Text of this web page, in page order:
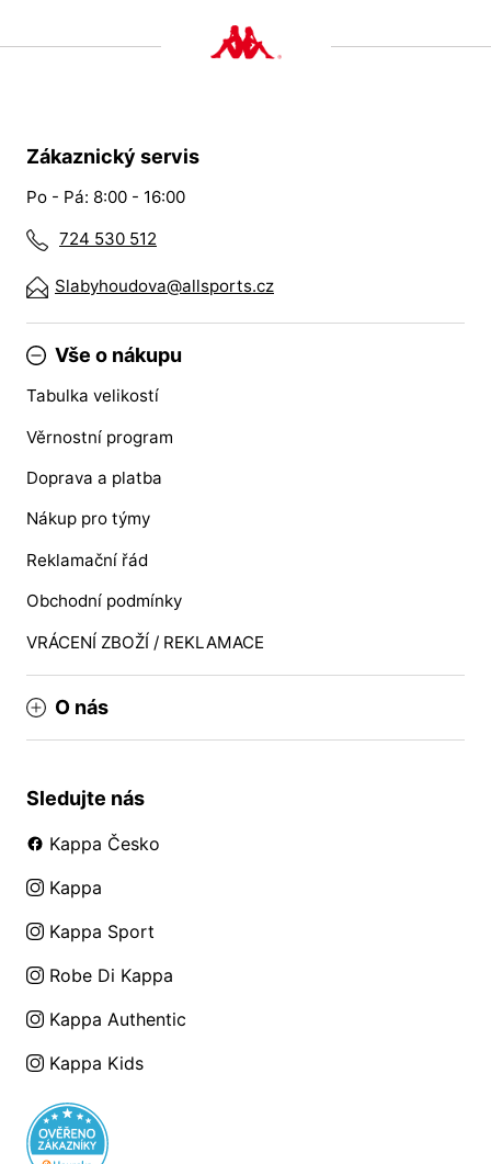
Zákaznický servis
Po - Pá: 8:00 - 16:00
724 530 512
Slabyhoudova@allsports.cz
Vše o nákupu
Tabulka velikostí
Věrnostní program
Doprava a platba
Nákup pro týmy
Reklamační řád
Obchodní podmínky
VRÁCENÍ ZBOŽÍ / REKLAMACE
O nás
Sledujte nás
Kappa Česko
Kappa
Kappa Sport
Robe Di Kappa
Kappa Authentic
Kappa Kids